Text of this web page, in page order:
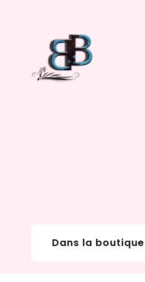
Dans la boutique